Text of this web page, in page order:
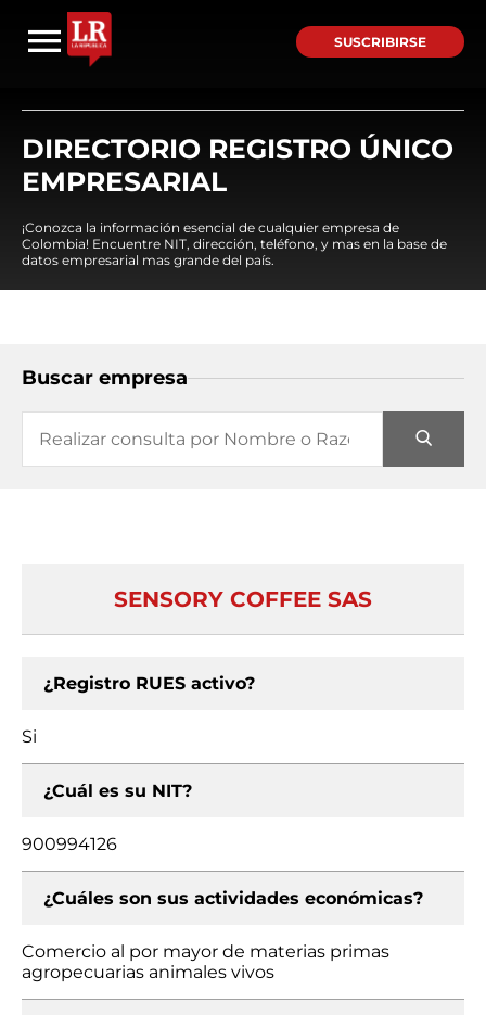
SUSCRIBIRSE
DIRECTORIO REGISTRO ÚNICO
EMPRESARIAL
¡Conozca la información esencial de cualquier empresa de
Colombia! Encuentre NIT, dirección, teléfono, y mas en la base de
datos empresarial mas grande del país.
Buscar empresa
SENSORY COFFEE SAS
¿Registro RUES activo?
Si
¿Cuál es su NIT?
900994126
¿Cuáles son sus actividades económicas?
Comercio al por mayor de materias primas
agropecuarias animales vivos